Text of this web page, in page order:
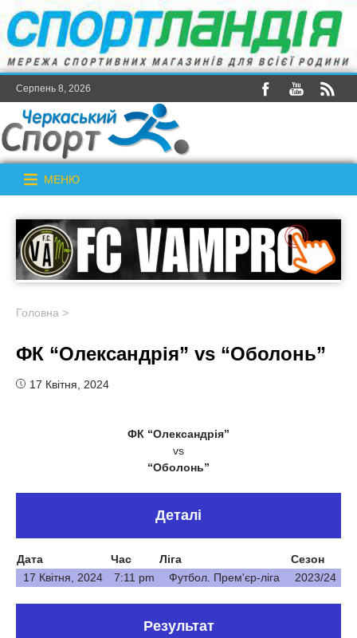
Серпень 8, 2026
МЕНЮ
Головна >
ФК “Олександрія” vs “Оболонь”
17 Квітня, 2024
ФК “Олександрія”
vs
“Оболонь”
Деталі
Дата Час Ліга
Сезон
17 Квітня, 2024
7:11 pm Футбол. Прем'єр-ліга 2023/24
Результат